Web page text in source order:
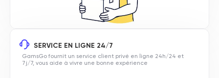
SERVICE EN LIGNE 24/7
GamsGo fournit un service client privé en ligne 24h/24 et
7j/7, vous aide à vivre une bonne expérience